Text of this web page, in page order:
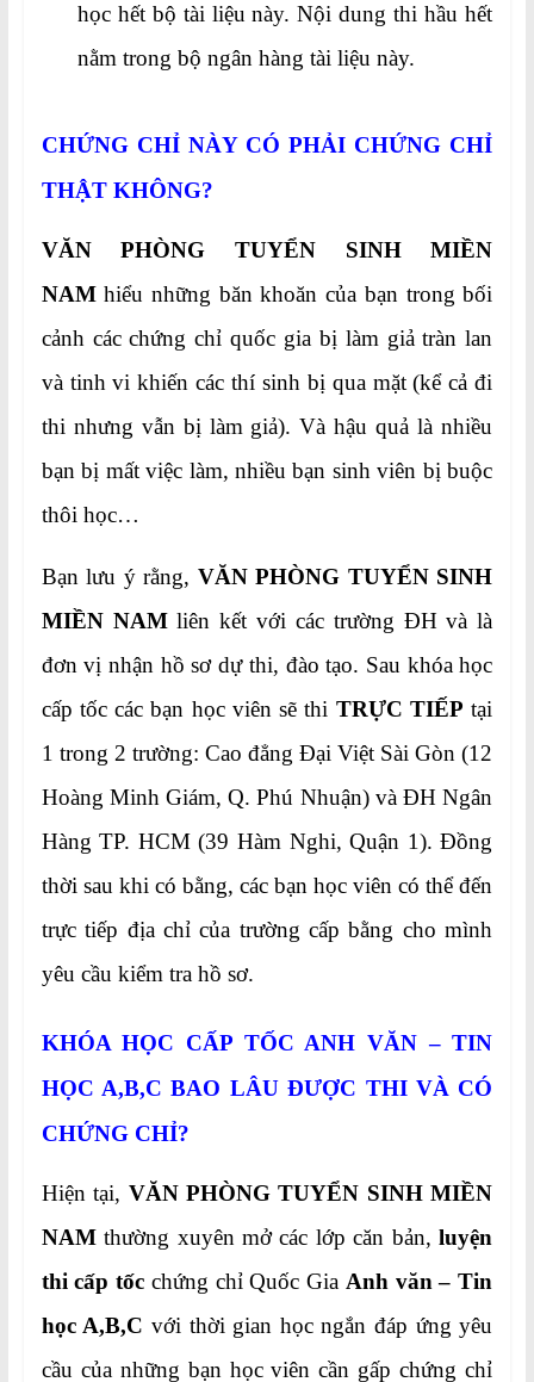
học hết bộ tài liệu này. Nội dung thi hầu hết
nằm trong bộ ngân hàng tài liệu này.
CHỨNG CHỈ NÀY CÓ PHẢI CHỨNG CHỈ
THẬT KHÔNG?
VĂN PHÒNG TUYỂN SINH MIỀN
NAMhiểu những băn khoăn của bạn trong bối
cảnh các chứng chỉ quốc gia bị làm giả tràn lan
và tinh vi khiến các thí sinh bị qua mặt (kể cả đi
thi nhưng vẫn bị làm giả). Và hậu quả là nhiều
bạn bị mất việc làm, nhiều bạn sinh viên bị buộc
thôi học…
Bạn lưu ý rằng, VĂN PHÒNG TUYỂN SINH
MIỀN NAMliên kết với các trường ĐH và là
đơn vị nhận hồ sơ dự thi, đào tạo. Sau khóa học
cấp tốc các bạn học viên sẽ thi TRỰC TIẾP tại
1 trong 2 trường: Cao đẳng Đại Việt Sài Gòn (12
Hoàng Minh Giám, Q. Phú Nhuận) và ĐH Ngân
Hàng TP. HCM (39 Hàm Nghi, Quận 1). Đồng
thời sau khi có bằng, các bạn học viên có thể đến
trực tiếp địa chỉ của trường cấp bằng cho mình
yêu cầu kiểm tra hồ sơ.
KHÓA HỌC CẤP TỐC ANH VĂN – TIN
HỌC A,B,C BAO LÂU ĐƯỢC THI VÀ CÓ
CHỨNG CHỈ?
Hiện tại, VĂN PHÒNG TUYỂN SINH MIỀN
NAMthường xuyên mở các lớp căn bản,luyện
thi cấp tốc chứng chỉ Quốc Gia Anh văn – Tin
học A,B,C với thời gian học ngắn đáp ứng yêu
cầu của những bạn học viên cần gấp chứng chỉ